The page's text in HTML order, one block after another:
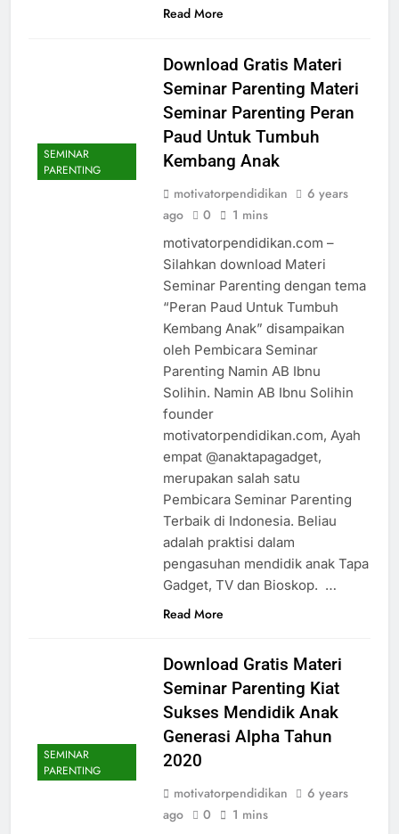
Read More
SEMINAR
PARENTING
Download Gratis Materi
Seminar Parenting Materi
Seminar Parenting Peran
Paud Untuk Tumbuh
Kembang Anak
motivatorpendidikan
6 years
ago
0 1 mins
motivatorpendidikan.com –
Silahkan download Materi
Seminar Parenting dengan tema
“Peran Paud Untuk Tumbuh
Kembang Anak” disampaikan
oleh Pembicara Seminar
Parenting Namin AB Ibnu
Solihin. Namin AB Ibnu Solihin
founder
motivatorpendidikan.com, Ayah
empat @anaktapagadget,
merupakan salah satu
Pembicara Seminar Parenting
Terbaik di Indonesia. Beliau
adalah praktisi dalam
pengasuhan mendidik anak Tapa
Gadget, TV dan Bioskop. …
Read More
SEMINAR
PARENTING
Download Gratis Materi
Seminar Parenting Kiat
Sukses Mendidik Anak
Generasi Alpha Tahun
2020
motivatorpendidikan
6 years
ago
0 1 mins